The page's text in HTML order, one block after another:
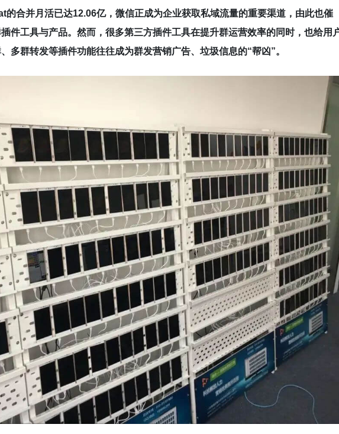
的合并月活已达12.06亿，微信正成为企业获取私域流量的重要渠道，由此也催
件工具与产品。然而，很多第三方插件工具在提升群运营效率的同时，也给用
多群转发等插件功能往往成为群发营销广告、垃圾信息的“帮凶”。